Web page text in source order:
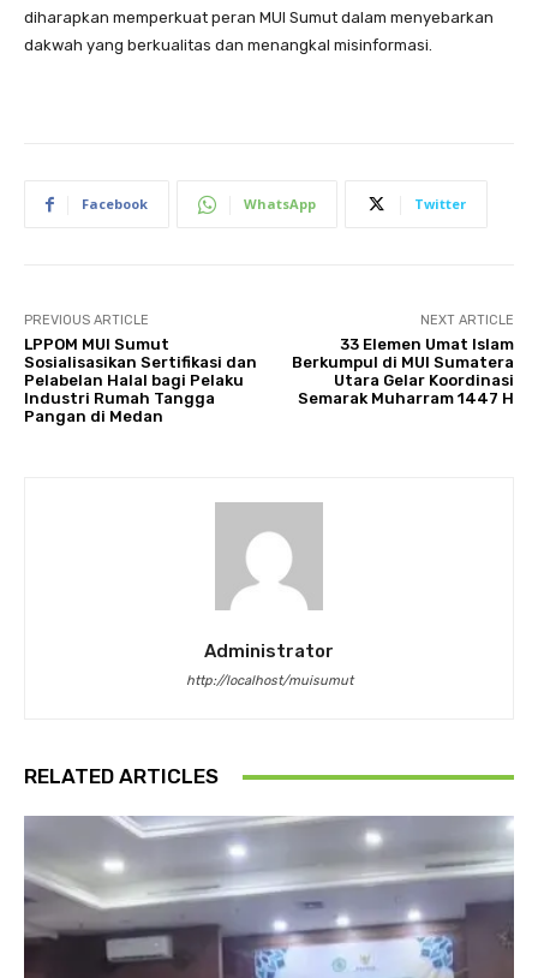
diharapkan memperkuat peran MUI Sumut dalam menyebarkan
dakwah yang berkualitas dan menangkal misinformasi.
Facebook WhatsApp Twitter
PREVIOUS ARTICLE
LPPOM MUI Sumut
Sosialisasikan Sertifikasi dan
Pelabelan Halal bagi Pelaku
Industri Rumah Tangga
Pangan di Medan
NEXT ARTICLE
33 Elemen Umat Islam
Berkumpul di MUI Sumatera
Utara Gelar Koordinasi
Semarak Muharram 1447 H
Administrator
http://localhost/muisumut
RELATED ARTICLES